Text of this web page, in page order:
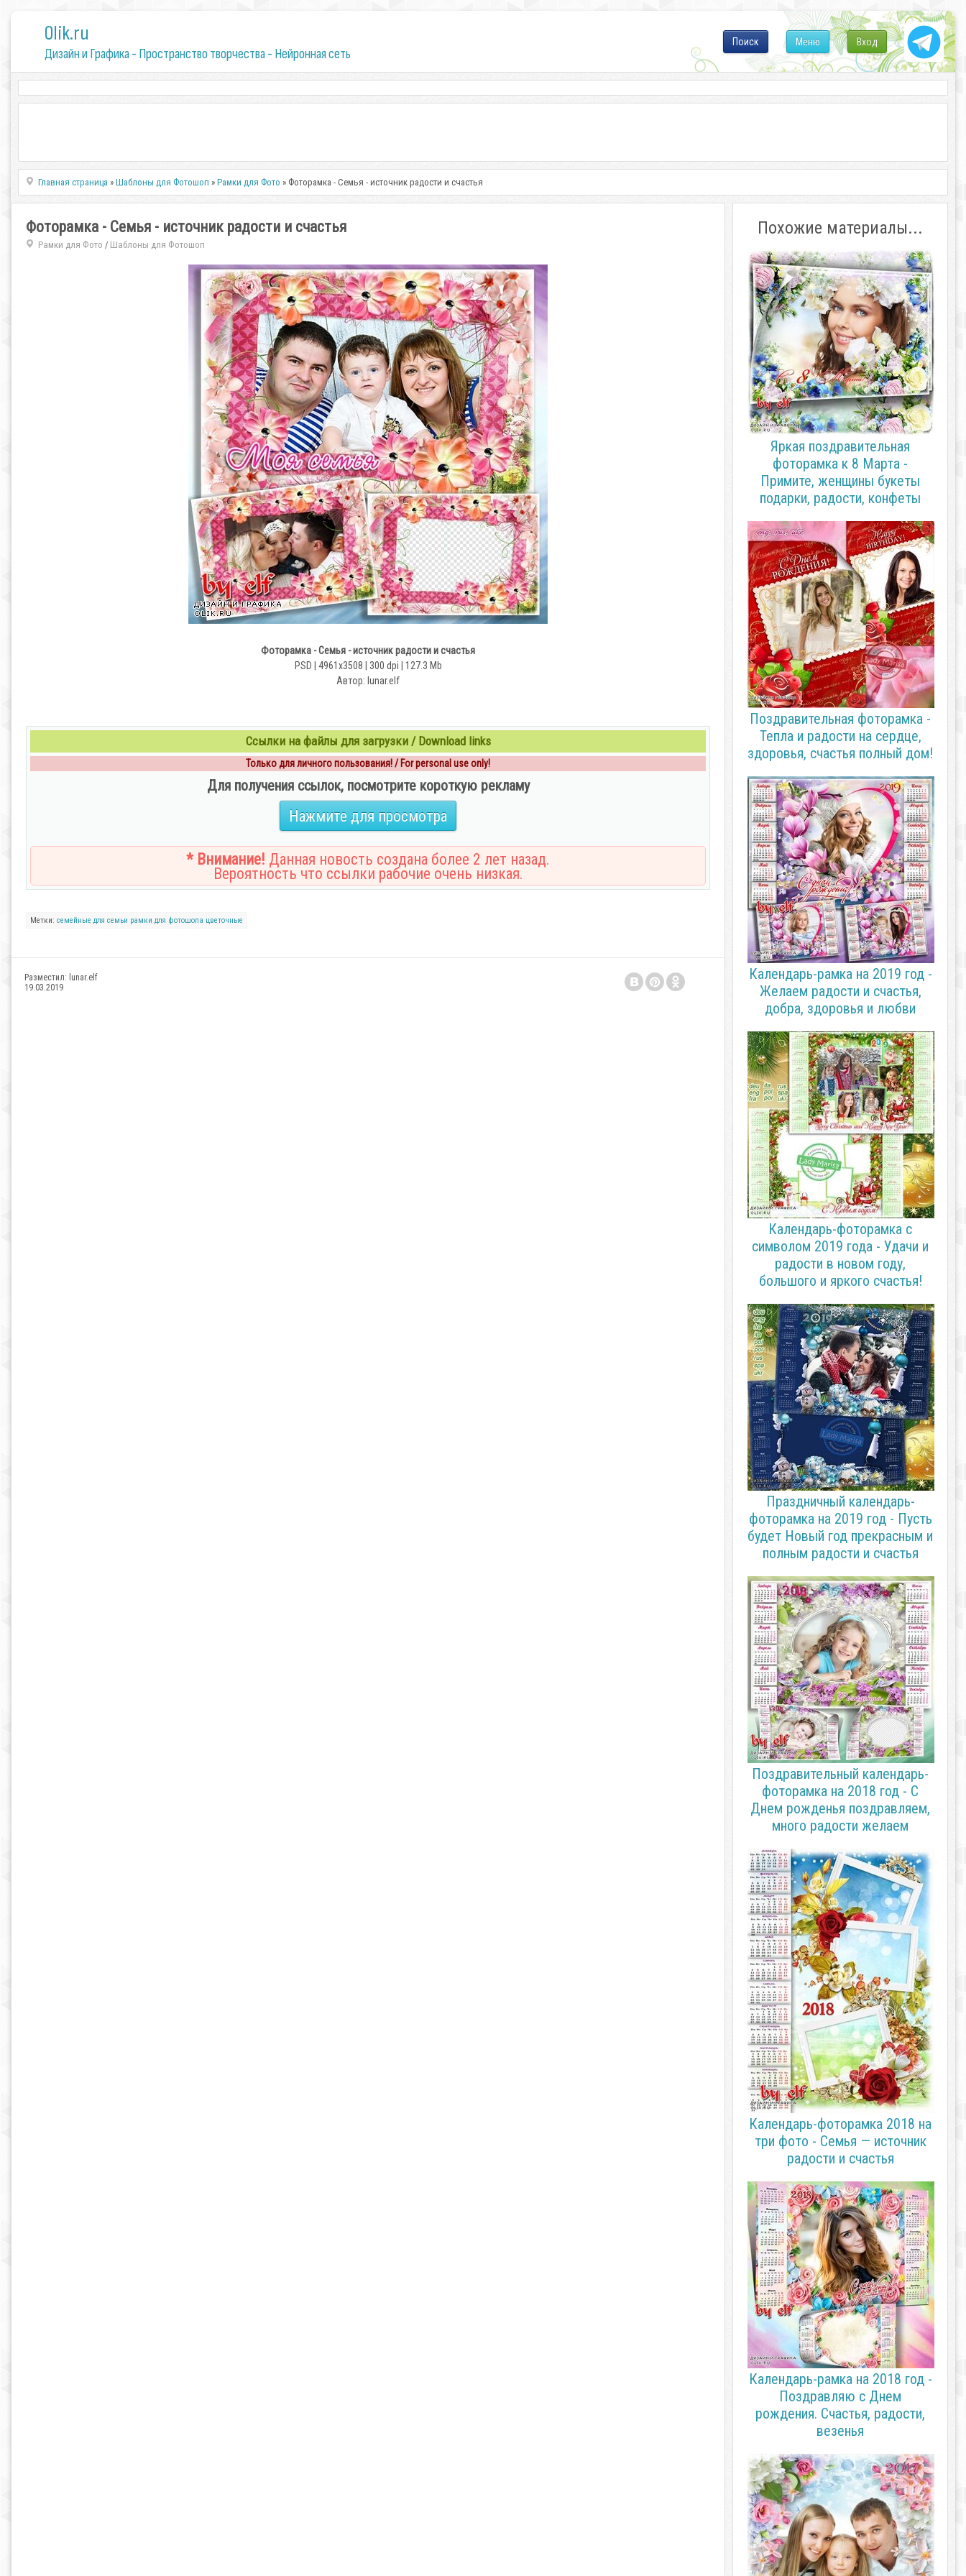
0lik.ru
Дизайн и Графика - Пространство творчества - Нейронная сеть
Вход
Меню
Поиск
Главная страница »Шаблоны для Фотошоп »Рамки для Фото » Фоторамка - Семья - источник радости и счастья
Фоторамка - Семья - источник радости и счастья
Рамки для Фото / Шаблоны для Фотошоп
Фоторамка - Семья - источник радости и счастья
PSD | 4961х3508 | 300 dpi | 127.3 Mb
Автор: lunar.elf
Ссылки на файлы для загрузки / Download links
Только для личного пользования! / For personal use only!
Для получения ссылок, посмотрите короткую рекламу
Нажмите для просмотра
* Внимание! Данная новость создана более 2 лет назад.
Вероятность что ссылки рабочие очень низкая.
Метки: семейные для семьи рамки для фотошопа цветочные
Разместил: lunar.elf
19.03.2019
Похожие материалы...
Яркая поздравительная
фоторамка к 8 Марта -
Примите, женщины букеты
подарки, радости, конфеты
Поздравительная фоторамка -
Тепла и радости на сердце,
здоровья, счастья полный дом!
Календарь-рамка на 2019 год -
Желаем радости и счастья,
добра, здоровья и любви
Календарь-фоторамка с
символом 2019 года - Удачи и
радости в новом году,
большого и яркого счастья!
Праздничный календарь-
фоторамка на 2019 год - Пусть
будет Новый год прекрасным и
полным радости и счастья
Поздравительный календарь-
фоторамка на 2018 год - С
Днем рожденья поздравляем,
много радости желаем
Календарь-фоторамка 2018 на
три фото - Семья — источник
радости и счастья
Календарь-рамка на 2018 год -
Поздравляю с Днем
рождения. Счастья, радости,
везенья